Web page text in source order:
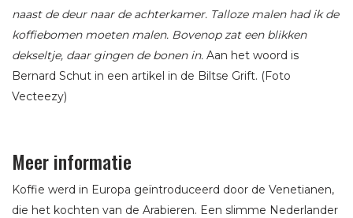
naast de deur naar de achterkamer. Talloze malen had ik de
koffiebomen moeten malen. Bovenop zat een blikken
dekseltje, daar gingen de bonen in. Aan het woord is
Bernard Schut in een artikel in de Biltse Grift. (Foto
Vecteezy)
Meer informatie
Koffie werd in Europa geïntroduceerd door de Venetianen,
die het kochten van de Arabieren. Een slimme Nederlander